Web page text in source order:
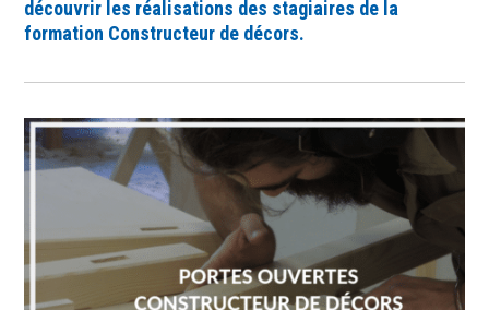
découvrir les réalisations des stagiaires de la
formation Constructeur de décors.